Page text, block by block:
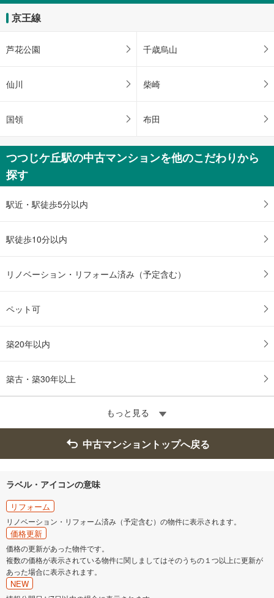
す
る京王線
芦花公園 千歳烏山
仙川 柴崎
国領 布田
つつじケ丘駅の中古マンションを他のこだわりから
探す
駅近・駅徒歩5分以内
駅徒歩10分以内
リノベーション・リフォーム済み（予定含む）
ペット可
築20年以内
築古・築30年以上
もっと見る
中古マンショントップへ戻る
ラベル・アイコンの意味
リフォーム
リノベーション・リフォーム済み（予定含む）の物件に表示されます。
価格更新
価格の更新があった物件です。
複数の価格が表示されている物件に関しましてはそのうちの１つ以上に更新が
あった場合に表示されます。
NEW